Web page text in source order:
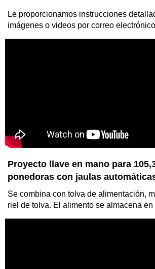
Le proporcionamos instrucciones
imágenes o videos por correo
Proyecto llave en mano para
ponedoras con jaulas
Se combina con tolva de alimentación,
riel de tolva. El alimento se almacena en
Línea de máquina para fabricar
papel
Está diseñado para producir una variedad de
moldeada, incluyendo bandejas de huevos,